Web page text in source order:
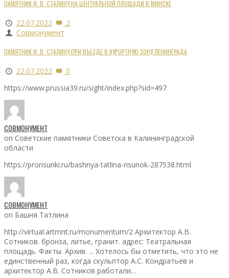
ПАМЯТНИК И. В. СТАЛИНУ НА ЦЕНТРАЛЬНОЙ ПЛОЩАДИ В МИНСКЕ
22.07.2022
2
Совмонумент
ПАМЯТНИК И. В. СТАЛИНУ ПРИ ВЪЕЗДЕ В КУРОРТНУЮ ЗОНУ ЛЕНИНГРАДА
22.07.2022
0
https://www.prussia39.ru/sight/index.php?sid=497
СОВМОНУМЕНТ
on Советские памятники Советска в Калининградской
области
https://prorisunki.ru/bashnya-tatlina-risunok-287538.html
СОВМОНУМЕНТ
on Башня Татлина
http://virtual.artmnt.ru/monumentum/2 Архитектор А.В.
Сотников. бронза, литье, гранит. адрес: Театральная
площадь. Факты. Архив. ... Хотелось бы отметить, что это не
единственный раз, когда скульптор А.С. Кондратьев и
архитектор А.В. Сотников работали…